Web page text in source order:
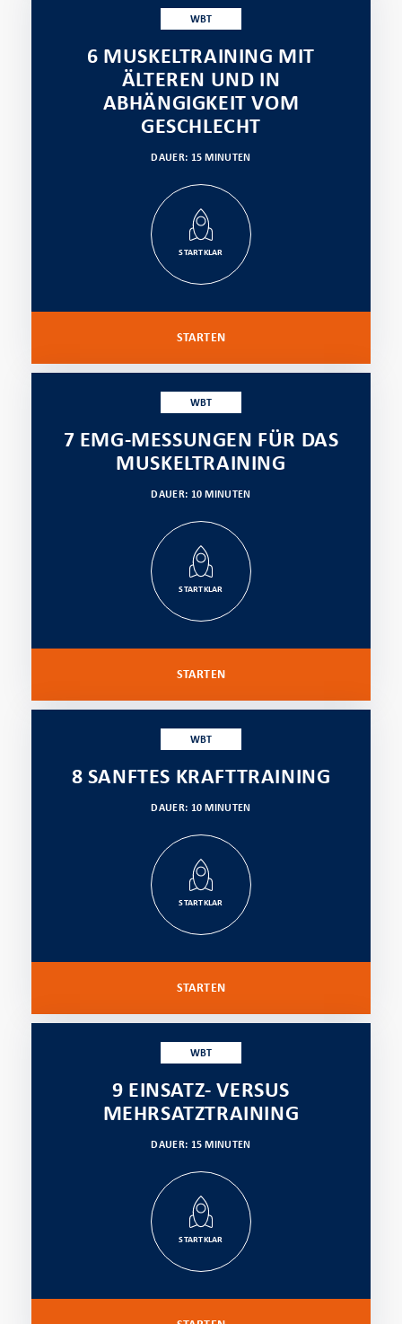
WBT
6 MUSKELTRAINING MIT
ÄLTEREN UND IN
ABHÄNGIGKEIT VOM
GESCHLECHT
DAUER: 15 MINUTEN
STARTKLAR
STARTEN
WBT
7 EMG-MESSUNGEN FÜR DAS
MUSKELTRAINING
DAUER: 10 MINUTEN
STARTKLAR
STARTEN
WBT
8 SANFTES KRAFTTRAINING
DAUER: 10 MINUTEN
STARTKLAR
STARTEN
WBT
9 EINSATZ- VERSUS
MEHRSATZTRAINING
DAUER: 15 MINUTEN
STARTKLAR